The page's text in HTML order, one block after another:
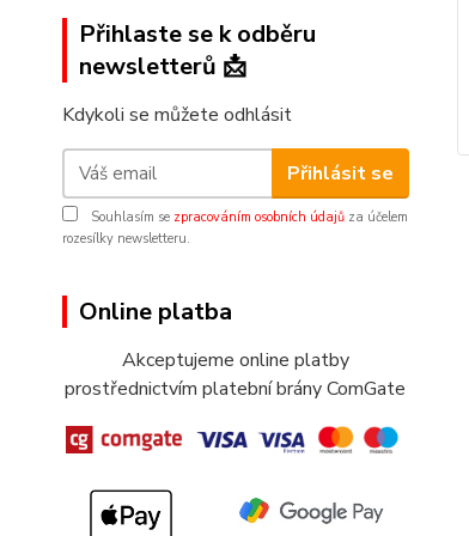
Přihlaste se k odběru
newsletterů 📩
Kdykoli se můžete odhlásit
Přihlásit se
Souhlasím se zpracováním osobních údajů za účelem
rozesílky newsletteru.
Online platba
Akceptujeme online platby
prostřednictvím platební brány ComGate